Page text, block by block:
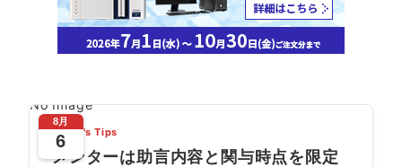
No Image
8月
6
Today's Tips
メンターは助言内容と関与時点を限定